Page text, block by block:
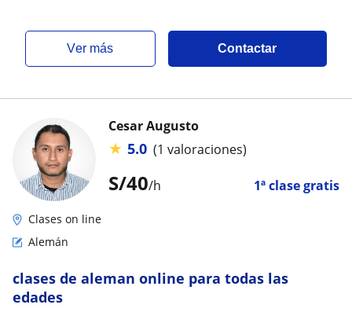
ver más Contactar
S/40/h 1ª clase gratis
Cesar Augusto
★ 5.0 (1 valoraciones)
Clases on line
Alemán
clases de aleman online para todas las
edades